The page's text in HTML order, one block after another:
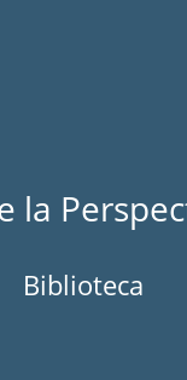
la
Biblioteca